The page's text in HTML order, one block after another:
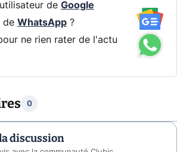
de Google
WhatsApp?
ne rien rater de l'actu
0
discussion